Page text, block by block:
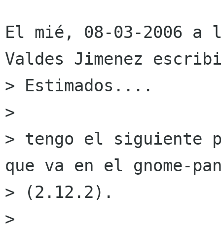
El mié, 08-03-2006 a
Valdes Jimenez
> Estimados....
>
> tengo el siguiente
que va en el gnome-
> (2.12.2).
>